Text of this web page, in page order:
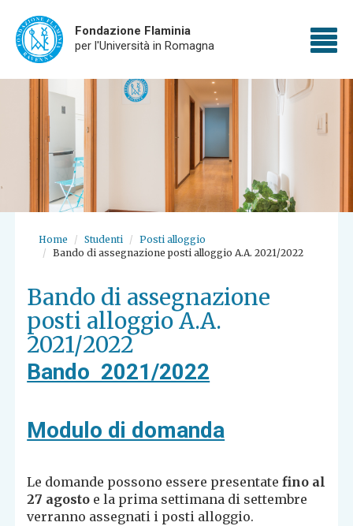
content
Fondazione Flaminia
per l'Università in Romagna
Home Studenti
Posti alloggio
Bando di assegnazione posti alloggio A.A. 2021/2022
Bando di assegnazione
posti alloggio A.A.
2021/2022
Bando 2021/2022
Modulo di domanda
Le domande possono essere presentatefino al
27 agosto e la prima settimana di settembre
verranno assegnati i posti alloggio.